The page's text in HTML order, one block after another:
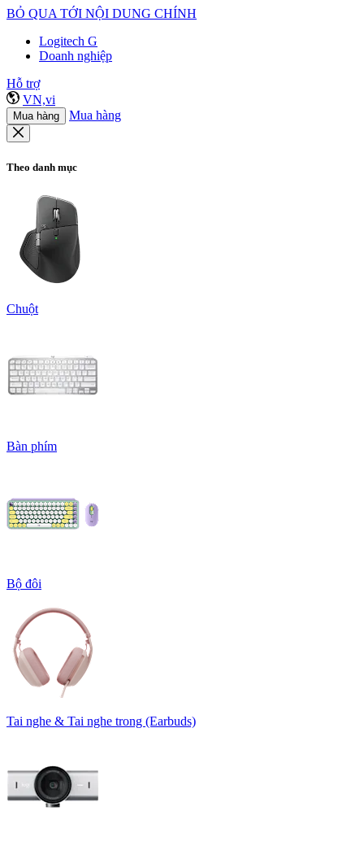
BỎ QUA TỚI NỘI DUNG CHÍNH
Logitech G
Doanh nghiệp
Hỗ trợ
VN,vi
Mua hàng Mua hàng
Theo danh mục
Chuột
Bàn phím
Bộ đôi
Tai nghe & Tai nghe trong (Earbuds)